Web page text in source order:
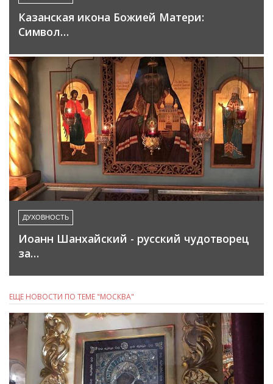
Казанская икона Божией Матери:
Символ…
ДУХОВНОСТЬ
Иоанн Шанхайский - русский чудотворец
за…
ЕЩЕ НОВОСТИ ПО ТЕМЕ "МОСКВА"